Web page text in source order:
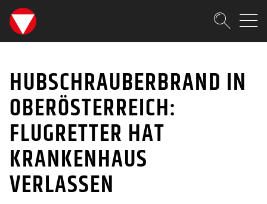
SKIPLINKS
HUBSCHRAUBERBRAND
HUBSCHRAUBERBRAND IN
OBERÖSTERREICH:
FLUGRETTER HAT
KRANKENHAUS
VERLASSEN